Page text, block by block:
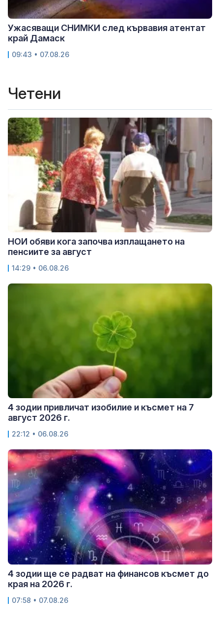
Ужасяващи СНИМКИ след кървавия атентат
край Дамаск
09:43 • 07.08.26
Четени
НОИ обяви кога започва изплащането на
пенсиите за август
14:29 • 06.08.26
4 зодии привличат изобилие и късмет на 7
август 2026 г.
22:12 • 06.08.26
4 зодии ще се радват на финансов късмет до
края на 2026 г.
07:58 • 07.08.26